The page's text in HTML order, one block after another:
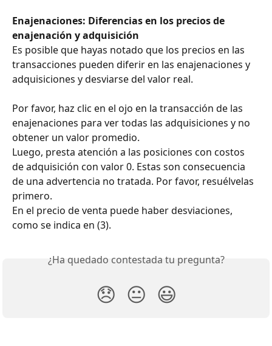
Enajenaciones: Diferencias en los precios de
enajenación y adquisición
Es posible que hayas notado que los precios en las
transacciones pueden diferir en las enajenaciones y
adquisiciones y desviarse del valor real.
Por favor, haz clic en el ojo en la transacción de las
enajenaciones para ver todas las adquisiciones y no
obtener un valor promedio.
Luego, presta atención a las posiciones con costos
de adquisición con valor 0. Estas son consecuencia
de una advertencia no tratada. Por favor, resuélvelas
primero.
En el precio de venta puede haber desviaciones,
como se indica en (3).
¿Ha quedado contestada tu pregunta?
😞 😐 😃